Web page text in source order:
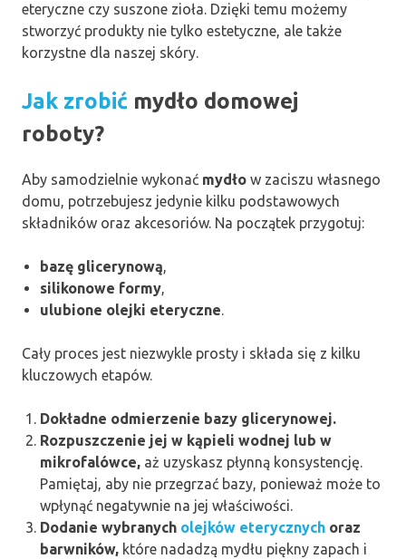
eteryczne czy suszone zioła. Dzięki temu możemy
stworzyć produkty nie tylko estetyczne, ale także
korzystne dla naszej skóry.
Jak zrobić mydło domowej
roboty?
Aby samodzielnie wykonać mydło w zaciszu własnego
domu, potrzebujesz jedynie kilku podstawowych
składników oraz akcesoriów. Na początek przygotuj:
bazę glicerynową,
silikonowe formy,
ulubione olejki eteryczne.
Cały proces jest niezwykle prosty i składa się z kilku
kluczowych etapów.
Dokładne odmierzenie bazy glicerynowej.
Rozpuszczenie jej w kąpieli wodnej lub w
mikrofalówce, aż uzyskasz płynną konsystencję.
Pamiętaj, aby nie przegrzać bazy, ponieważ może to
wpłynąć negatywnie na jej właściwości.
Dodanie wybranych olejków eterycznych oraz
barwników, które nadadzą mydłu piękny zapach i